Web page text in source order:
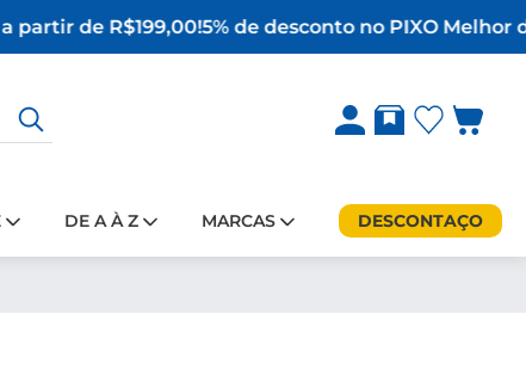
de R$199,00!5% de desconto no PIXO Melhor
DE A À Z MARCAS DESCONTAÇO